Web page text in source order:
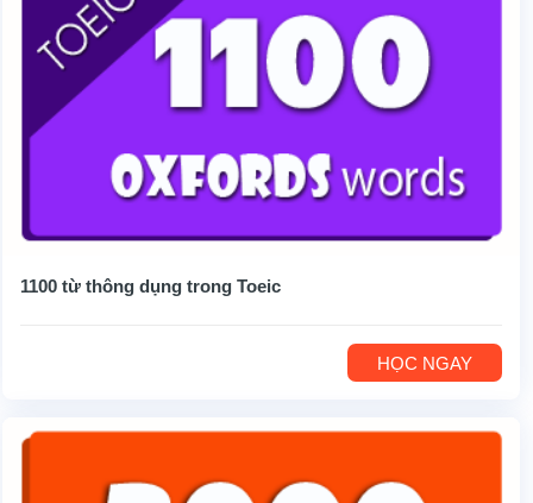
1100 từ thông dụng trong Toeic
HỌC NGAY